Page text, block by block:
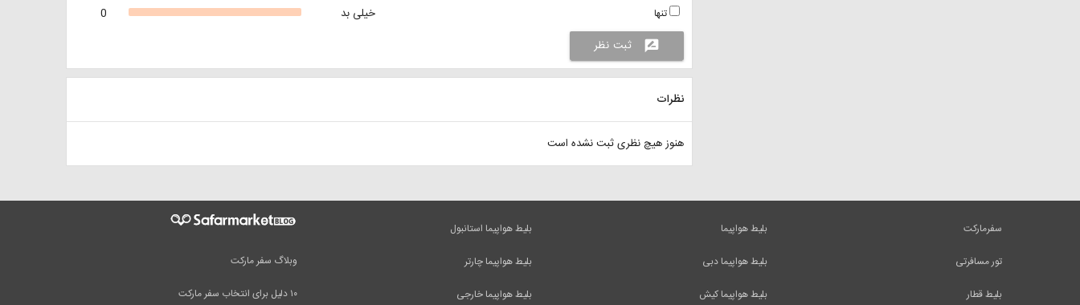
0
خیلی بد
تنها
rate_review
ثبت نظر
نظرات
هنوز هیچ نظری ثبت نشده است
وبلاگ سفر مارکت
۱۰ دلیل برای انتخاب سفر مارکت
بلیط هواپیما استانبول
بلیط هواپیما چارتر
بلیط هواپیما خارجی
بلیط هواپیما
بلیط هواپیما دبی
بلیط هواپیما کیش
سفرمارکت
تور مسافرتی
بلیط قطار